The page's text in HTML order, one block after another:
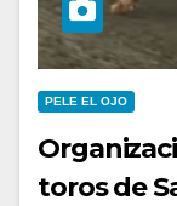
PELE EL OJO
toros de